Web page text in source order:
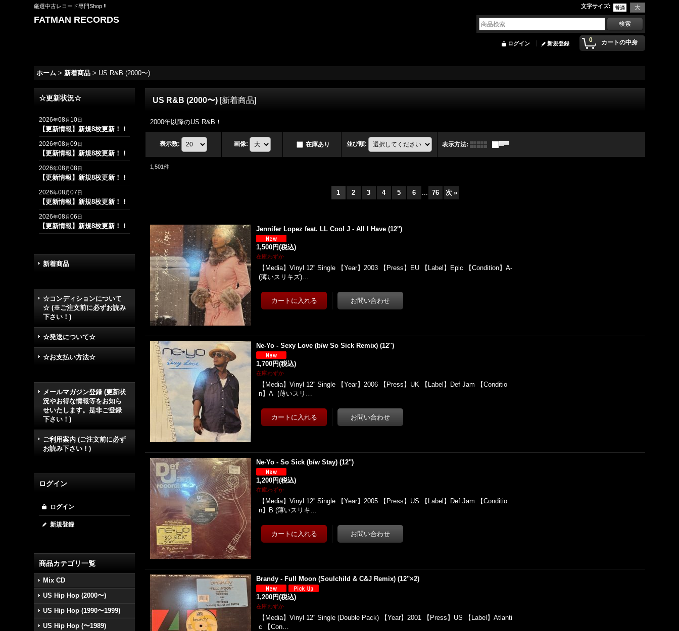
厳選中古レコード専門Shop !! 文字サイズ:
FATMAN RECORDS
0 カートの中身
ログイン 新規登録
ホーム > 新着商品 > US R&B (2000〜)
☆更新状況☆
2026年08月 10日
【更新情報】新規8枚更新！！
2026年08月09日
【更新情報】新規8枚更新！！
2026年08月08日
【更新情報】新規8枚更新！！
2026年08月07日
【更新情報】新規8枚更新！！
2026年08月06日
【更新情報】新規8枚更新！！
新着商品
☆コンディションについて
☆ (※ご注文前に必ずお読み
下さい！)
☆発送について☆
☆お支払い方法☆
メールマガジン登録 (更新状
況やお得な情報等をお知ら
せいたします。是非ご登録
下さい！)
ご利用案内 (ご注文前に必ず
お読み下さい！)
ログイン
ログイン
新規登録
商品カテゴリ一覧
Mix CD
US Hip Hop (2000〜)
US Hip Hop (1990〜1999)
US Hip Hop (〜1989)
US R&B (2000〜) [新着商品]
2000年以降のUS R&B！
表示数: 画像: 在庫あり 並び順: 表示方法:
1,501件
1 2 3 4 5 6 ... 76 次 »
Jennifer Lopez feat. LL Cool J - All I Have (12'')
1,500円(税込)
在庫わずか
【Media】Vinyl 12'' Single 【Year】2003 【Press】EU 【Label】Epic 【Condition】A-
(薄いスリキズ)…
Ne-Yo - Sexy Love (b/w So Sick Remix) (12'')
1,700円(税込)
在庫わずか
【Media】Vinyl 12'' Single 【Year】2006 【Press】UK 【Label】Def Jam 【Conditio
n】A- (薄いスリ…
Ne-Yo - So Sick (b/w Stay) (12'')
1,200円(税込)
在庫わずか
【Media】Vinyl 12'' Single 【Year】2005 【Press】US 【Label】Def Jam 【Conditio
n】B (薄いスリキ…
Brandy - Full Moon (Soulchild & C&J Remix) (12''×2)
1,200円(税込)
在庫わずか
【Media】Vinyl 12'' Single (Double Pack) 【Year】2001 【Press】US 【Label】Atlanti
c 【Con…